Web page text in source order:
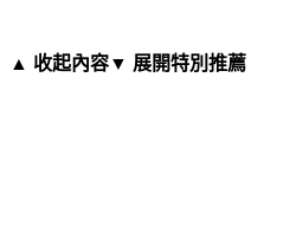
▲ 收起內容▼ 展開特別推薦